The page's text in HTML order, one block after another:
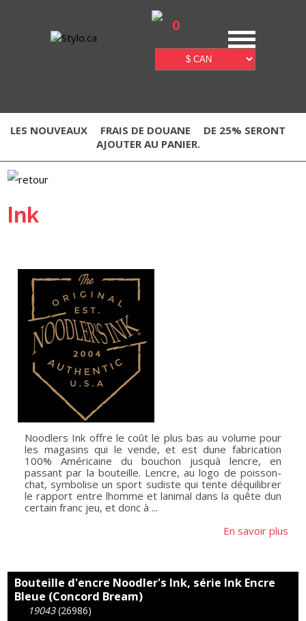
0
LES NOUVEAUX FRAIS DE DOUANE
DE 25% SERONT
AJOUTER AU PANIER.
Ink
Noodlers Ink offre le coût le plus bas au volume pour
les magasins qui le vende, et est dune fabrication
100% Américaine du bouchon jusquà lencre, en
passant par la bouteille. Lencre, au logo de poisson-
chat, symbolise un sport sudiste qui tente déquilibrer
le rapport entre lhomme et lanimal dans la quête dun
certain franc jeu, et donc à ...
En savoir plus
Bouteille d'encre Noodler's Ink, série Ink Encre
Bleue (Concord Bream)
19043 (26986)